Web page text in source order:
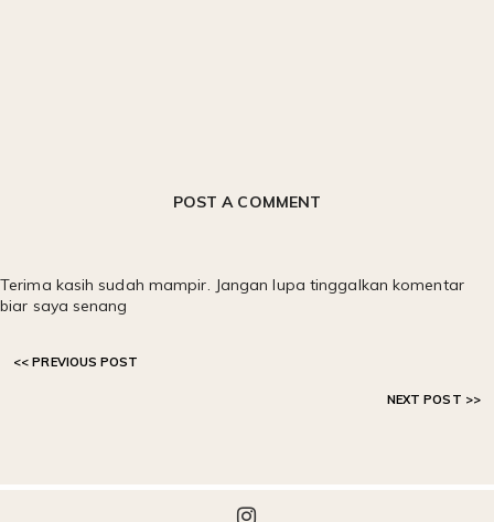
POST A COMMENT
Terima kasih sudah mampir. Jangan lupa tinggalkan komentar
biar saya senang